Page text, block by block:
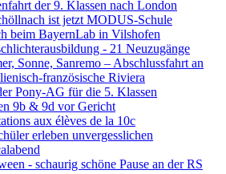
der 9. Klassen nach London
ist jetzt MODUS-Schule
beim BayernLab in Vilshofen
- 21 Neuzugänge
Sonne, Sanremo – Abschlussfahrt an
französische Riviera
Pony-AG für die 5. Klassen
9b & 9d vor Gericht
aux élèves de la 10c
erleben unvergesslichen
- schaurig schöne Pause an der RS